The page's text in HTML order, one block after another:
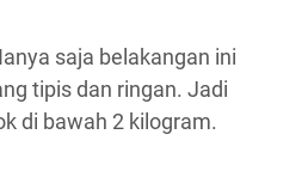
saja belakangan ini
tipis dan ringan. Jadi
di bawah 2 kilogram.